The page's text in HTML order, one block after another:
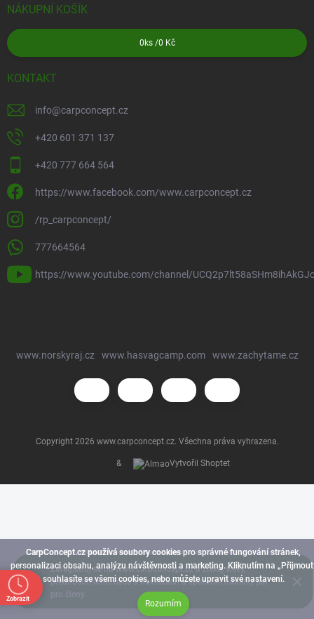
CarpConcept.cz používá soubory cookies pro správné fungování stránek,
personalizaci obsahu, analýzu návštěvnosti a marketing. Kliknutím na
souhlasíte se všemi cookies, nebo můžete upravit své nastavení.
Rozumím
Zaregistruj se na www.carpconcept.cz a získej slevy,
přednostní informace o novinkách a speciální nabídky jen
pro členy.
NÁKUPNÍ KOŠÍK
0ks /0 Kč
KONTAKT
info@carpconcept.cz
+420 601 371 137
+420 777 664 564
https://www.facebook.com/www.carpconcept.cz
/rp_carpconcept/
777664564
https://www.youtube.com/channel/
www.norskyraj.cz www.hasvagcamp.com www.zachytame.cz
& Vytvořil Shoptet
Copyright 2026 www.carpconcept.cz. Všechna práva vyhrazena.
Zobrazit